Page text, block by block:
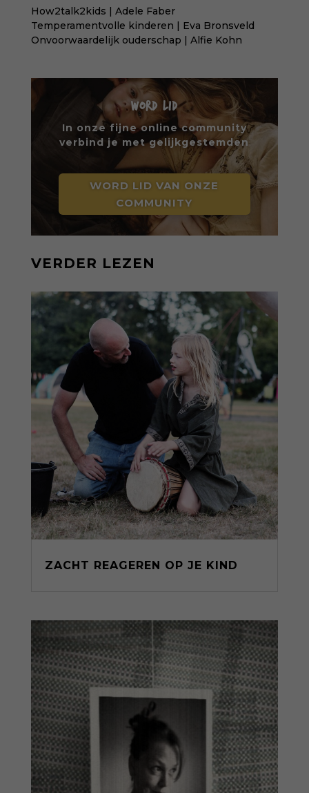
How2talk2kids | Adele Faber
Temperamentvolle kinderen | Eva Bronsveld
Onvoorwaardelijk ouderschap | Alfie Kohn
WORD LID
In onze fijne online community
verbind je met gelijkgestemden
WORD LID VAN ONZE
COMMUNITY
VERDER LEZEN
ZACHT REAGEREN OP JE KIND